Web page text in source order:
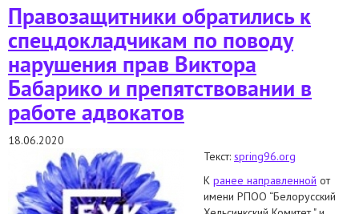
Правозащитники обратились к
спецдокладчикам по поводу
нарушения прав Виктора
Бабарико и препятствовании в
работе адвокатов
18.06.2020
Текст: spring96.org
К ранее направленной от
имени РПОО “Белорусский